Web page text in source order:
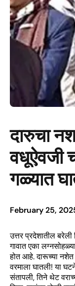
दारुचा
वधूऐवजी
गळ्यात
February 25,
उत्तर प्रदेशातील
गावात एका
होत आहे. दारूच्या नशेत
वरमाला घातली! या
संतापली, तिने थेट